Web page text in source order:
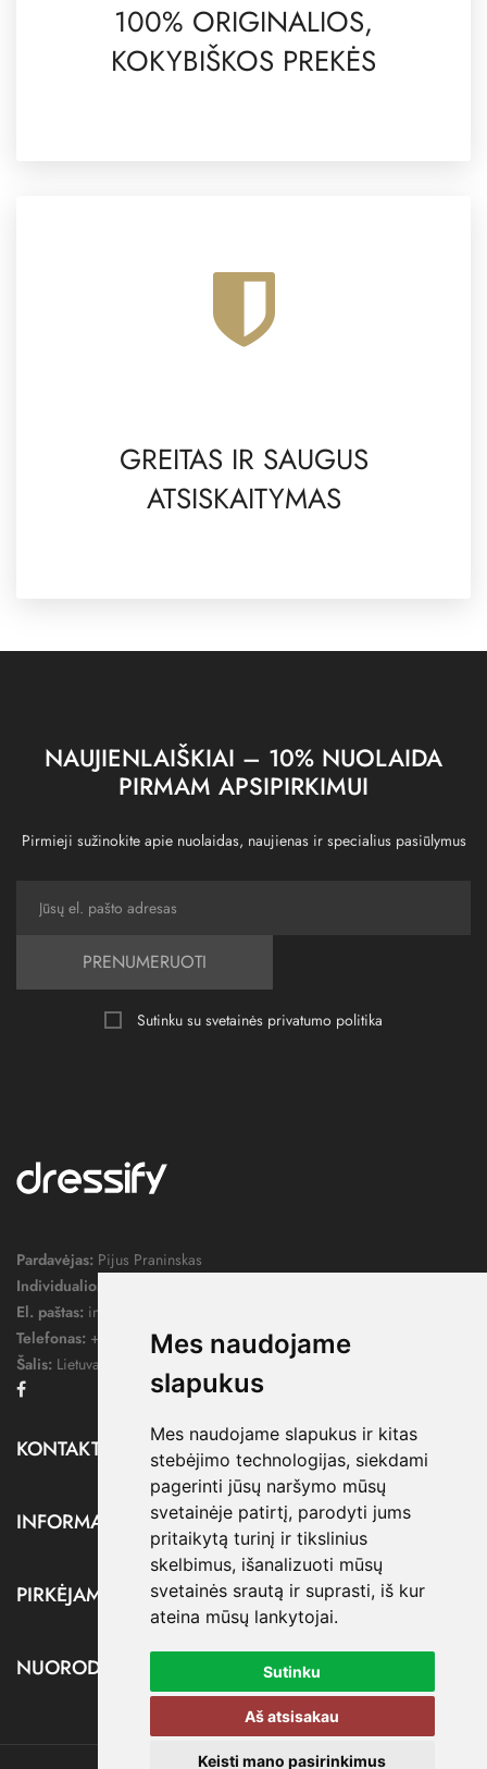
Mes naudojame
slapukus
Mes naudojame slapukus ir kitas
stebėjimo technologijas, siekdami
pagerinti jūsų naršymo mūsų
svetainėje patirtį, parodyti jums
pritaikytą turinį ir tikslinius
skelbimus, išanalizuoti mūsų
svetainės srautą ir suprasti, iš kur
ateina mūsų lankytojai.
Sutinku
Aš atsisakau
Keisti mano pasirinkimus
100% ORIGINALIOS,
KOKYBIŠKOS PREKĖS
GREITAS IR SAUGUS
ATSISKAITYMAS
NAUJIENLAIŠKIAI – 10% NUOLAIDA
PIRMAM APSIPIRKIMUI
Pirmieji sužinokite apie nuolaidas, naujienas ir specialius pasiūlymus
PRENUMERUOTI
Sutinku su svetainės privatumo politika
Pardavėjas: Pijus Praninskas
Individualios veiklos pažymos nr.:
El. paštas: info@dressify.lt
Telefonas: +370 676 78578
Šalis: Lietuva
KONTAKTAI
INFORMACIJA
PIRKĖJAMS
NUORODOS